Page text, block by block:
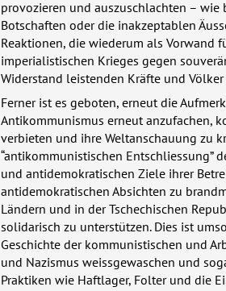
provozieren und auszuschlachten –
Botschaften oder die inakzeptablen
Reaktionen, die wiederum als Vorwand
imperialistischen Krieges gegen
Widerstand leistenden Kräfte und
Ferner ist es geboten, erneut die
Antikommunismus erneut anzufachen,
verbieten und ihre Weltanschauung zu
“antikommunistischen Entschliessung”
und antidemokratischen Ziele ihrer
antidemokratischen Absichten zu
Ländern und in der Tschechischen
solidarisch zu unterstützen. Dies ist
Geschichte der kommunistischen und
und Nazismus weissgewaschen und
Praktiken wie Haftlager, Folter und die